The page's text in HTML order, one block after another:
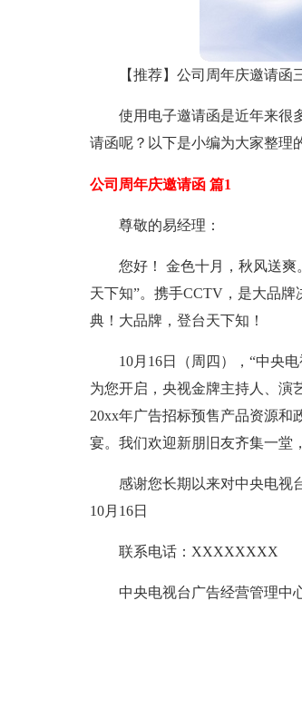
【推荐】公司周年庆邀请函
使用电子邀请函是近年来很
请函呢？以下是小编为大家整理
公司周年庆邀请函 篇1
尊敬的易经理：
您好！ 金色十月，秋风送
天下知”。携手CCTV，是大品
典！大品牌，登台天下知！
10月16日（周四），“中央
为您开启，央视金牌主持人、演
20xx年广告招标预售产品资源和
宴。我们欢迎新朋旧友齐集一堂
感谢您长期以来对中央电视
10月16日
联系电话：XXXXXXXX
中央电视台广告经营管理中